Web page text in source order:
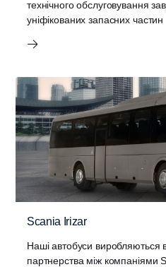
технічного обслуговування
уніфікованих запасних частин
Scania Irizar
Наші автобуси виробляються
партнерства між компаніями